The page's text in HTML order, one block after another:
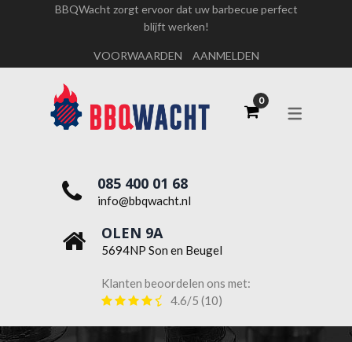
OVER ONS
WERKEN BIJ BBQWACHT
BBQWacht zorgt ervoor dat uw barbecue perfect
blijft werken!
VOORWAARDEN AANMELDEN
085 400 01 68
info@bbqwacht.nl
OLEN 9A
5694NP Son en Beugel
Klanten beoordelen ons met:
4.6/5 (10)